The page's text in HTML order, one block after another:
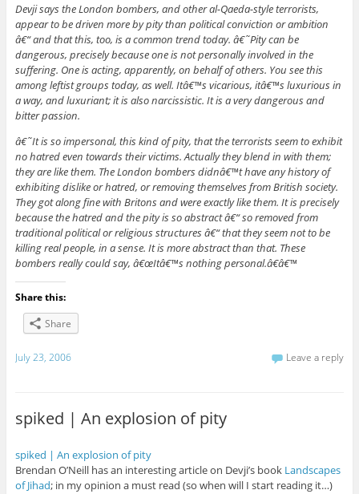
Devji says the London bombers, and other al-Qaeda-style terrorists,
appear to be driven more by pity than political conviction or ambition
â€“ and that this, too, is a common trend today. â€˜Pity can be
dangerous, precisely because one is not personally involved in the
suffering. One is acting, apparently, on behalf of others. You see this
among leftist groups today, as well. Itâ€™s vicarious, itâ€™s luxurious in
a way, and luxuriant; it is also narcissistic. It is a very dangerous and
bitter passion.
â€˜It is so impersonal, this kind of pity, that the terrorists seem to exhibit
no hatred even towards their victims. Actually they blend in with them;
they are like them. The London bombers didnâ€™t have any history of
exhibiting dislike or hatred, or removing themselves from British society.
They got along fine with Britons and were exactly like them. It is precisely
because the hatred and the pity is so abstract â€“ so removed from
traditional political or religious structures â€“ that they seem not to be
killing real people, in a sense. It is more abstract than that. These
bombers really could say, â€œItâ€™s nothing personal.â€â€™
Share this:
Share
July 23, 2006 Leave a reply
spiked | An explosion of pity
spiked | An explosion of pity
Brendan O’Neill has an interesting article on Devji’s book Landscapes
of Jihad; in my opinion a must read (so when will I start reading it…)